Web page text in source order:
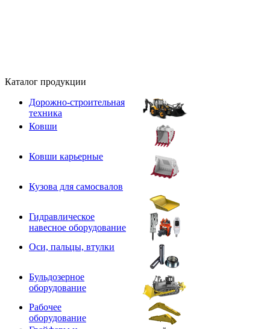
Каталог продукции
Дорожно-строительная
техника
Ковши
Ковши карьерные
Кузова для самосвалов
Гидравлическое
навесное оборудование
Оси, пальцы, втулки
Бульдозерное
оборудование
Рабочее
оборудование